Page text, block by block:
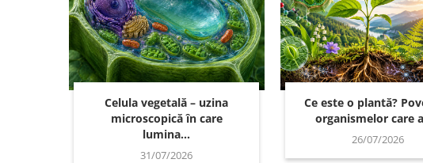
Celula vegetală – uzina
microscopică în care
lumina...
31/07/2026
Ce este o plantă?
organismelor care
26/07/2026